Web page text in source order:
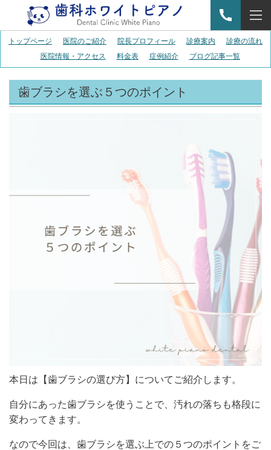
トップページ 医院のご紹介 院長プロフィール 診療案内
診療の流れ
医院情報・アクセス
料金表 症例紹介 ブログ記事一覧
歯ブラシを選ぶ５つのポイント
本日は【歯ブラシの選び方】についてご紹介します。
自分にあった歯ブラシを使うことで、汚れの落ちも格段に
変わってきます。
なので今回は、歯ブラシを選ぶ上での５つのポイントをご